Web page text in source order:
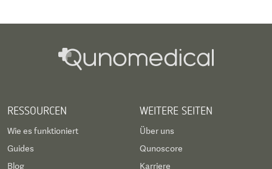
RESSOURCEN
Wie es funktioniert
Guides
Blog
WEITERE SEITEN
Über uns
Qunoscore
Karriere